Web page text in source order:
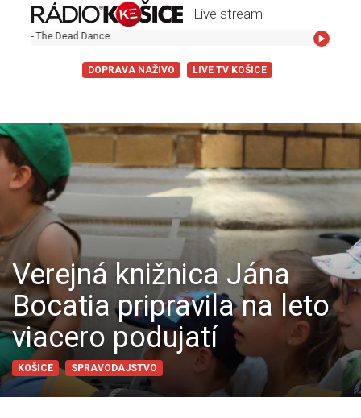
Live stream
The Dead Dance
DOPRAVA NAŽIVO LIVE TV KOŠICE
Verejná knižnica Jána
Bocatia pripravila na leto
viacero podujatí
KOŠICE SPRAVODAJSTVO